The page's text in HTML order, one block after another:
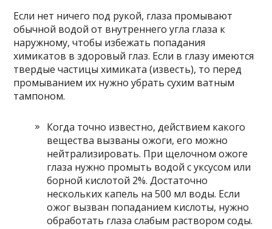
Если нет ничего под рукой, глаза промывают
обычной водой от внутреннего угла глаза к
наружному, чтобы избежать попадания
химикатов в здоровый глаз. Если в глазу имеются
твердые частицы химиката (известь), то перед
промыванием их нужно убрать сухим ватным
тампоном.
Когда точно известно, действием какого
вещества вызваны ожоги, его можно
нейтрализировать. При щелочном ожоге
глаза нужно промыть водой с уксусом или
борной кислотой 2%. Достаточно
нескольких капель на 500 мл воды. Если
ожог вызван попаданием кислоты, нужно
обработать глаза слабым раствором соды.